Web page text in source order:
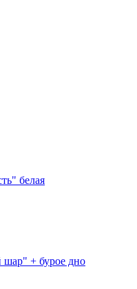
белая
+ бурое дно